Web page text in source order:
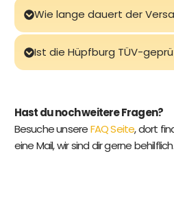
Wie lange dauert der
Ist die Hüpfburg TÜV-
Hast du noch weitere Fragen?
Besuche unsereFAQ Seite, dort
eine Mail, wir sind dir gerne behilflich.